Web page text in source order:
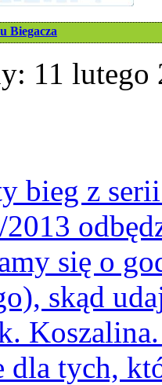
Biegacza
11 lutego
bieg z
się o
skąd
dla tych,